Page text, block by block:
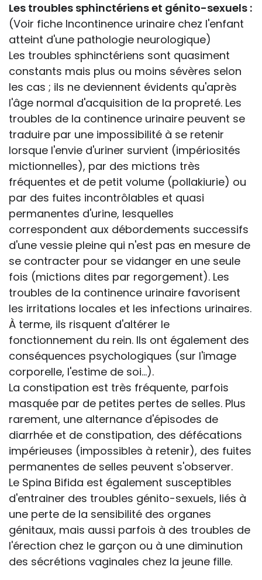
Les troubles sphinctériens et génito-sexuels :
(Voir fiche Incontinence urinaire chez l'enfant
atteint d'une pathologie neurologique)
Les troubles sphinctériens sont quasiment
constants mais plus ou moins sévères selon
les cas ; ils ne deviennent évidents qu'après
l'âge normal d'acquisition de la propreté. Les
troubles de la continence urinaire peuvent se
traduire par une impossibilité à se retenir
lorsque l'envie d'uriner survient (impériosités
mictionnelles), par des mictions très
fréquentes et de petit volume (pollakiurie) ou
par des fuites incontrôlables et quasi
permanentes d'urine, lesquelles
correspondent aux débordements successifs
d'une vessie pleine qui n'est pas en mesure de
se contracter pour se vidanger en une seule
fois (mictions dites par regorgement). Les
troubles de la continence urinaire favorisent
les irritations locales et les infections urinaires.
À terme, ils risquent d'altérer le
fonctionnement du rein. Ils ont également des
conséquences psychologiques (sur l'image
corporelle, l'estime de soi...).
La constipation est très fréquente, parfois
masquée par de petites pertes de selles. Plus
rarement, une alternance d'épisodes de
diarrhée et de constipation, des défécations
impérieuses (impossibles à retenir), des fuites
permanentes de selles peuvent s'observer.
Le Spina Bifida est également susceptibles
d'entrainer des troubles génito-sexuels, liés à
une perte de la sensibilité des organes
génitaux, mais aussi parfois à des troubles de
l'érection chez le garçon ou à une diminution
des sécrétions vaginales chez la jeune fille.